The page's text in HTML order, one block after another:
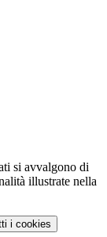
si avvalgono di
illustrate nella
i cookies